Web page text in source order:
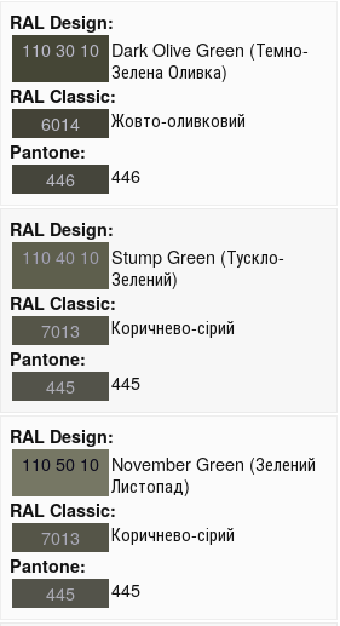
RAL Design:
110 30 10 Dark Olive Green (Темно-
Зелена Оливка)
RAL Classic:
6014 Жовто-оливковий
Pantone:
446
446
RAL Design:
110 40 10 Stump Green (Тускло-
Зелений)
RAL Classic:
7013 Коричнево-сірий
Pantone:
445
445
RAL Design:
110 50 10 November Green (Зелений
Листопад)
RAL Classic:
7013 Коричнево-сірий
Pantone:
445
445